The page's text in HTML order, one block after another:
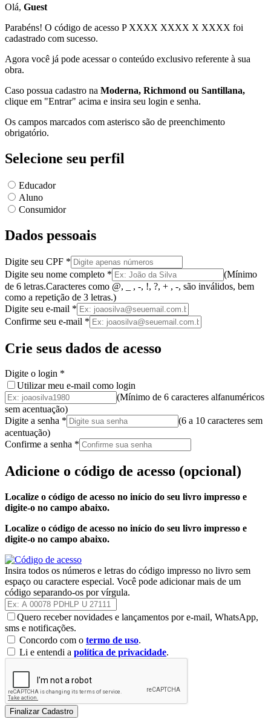
Olá, Guest
Parabéns! O código de acesso P XXXX XXXX X XXXX foi
cadastrado com sucesso.
Agora você já pode acessar o conteúdo exclusivo referente à sua
obra.
Caso possua cadastro na Moderna, Richmond ou Santillana,
clique em "Entrar" acima e insira seu login e senha.
Os campos marcados com asterisco são de preenchimento
obrigatório.
Selecione seu perfil
Educador
Aluno
Consumidor
Dados pessoais
Digite seu CPF *
Digite seu nome completo * (Mínimo
de 6 letras.Caracteres como @, _ , -, !, ?, + , -, são inválidos, bem
como a repetição de 3 letras.)
Digite seu e-mail *
Confirme seu e-mail *
Crie seus dados de acesso
Digite o login *
Utilizar meu e-mail como login
(Mínimo de 6 caracteres alfanuméricos
sem acentuação)
Digite a senha * (6 a 10 caracteres sem
acentuação)
Confirme a senha *
Adicione o código de acesso (opcional)
Localize o código de acesso no início do seu livro impresso e
digite-o no campo abaixo.
Localize o código de acesso no início do seu livro impresso e
digite-o no campo abaixo.
Insira todos os números e letras do código impresso no livro sem
espaço ou caractere especial. Você pode adicionar mais de um
código separando-os por vírgula.
Quero receber novidades e lançamentos por e-mail, WhatsApp,
sms e notificações.
Concordo com o termo de uso.
Li e entendi a política de privacidade.